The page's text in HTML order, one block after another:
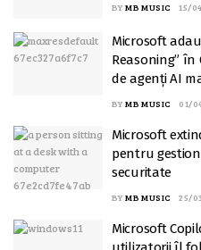
BY MB MUSIC 15/
Microsoft
Reasoning”
de agenți AI
BY MB MUSIC 01/
Microsoft
pentru
securitate
BY MB MUSIC 25/
Microsoft